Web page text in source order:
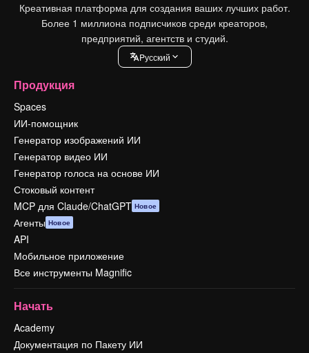
Креативная платформа для создания ваших лучших работ.
Более 1 миллиона подписчиков среди креаторов,
предприятий, агентств и студий.
Pусский
Продукция
Spaces
ИИ-помощник
Генератор изображений ИИ
Генератор видео ИИ
Генератор голоса на основе ИИ
Стоковый контент
MCP для Claude/ChatGPT Новое
Агенты Новое
API
Мобильное приложение
Все инструменты Magnific
Начать
Academy
Документация по Пакету ИИ